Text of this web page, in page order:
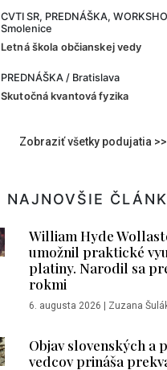
CVTI SR, PREDNÁŠKA,
Smolenice
Letná škola občianskej vedy
PREDNÁŠKA / Bratislava
Skutočná kvantová fyzika
Zobraziť všetky podujatia >>
NAJNOVŠIE
William Hyde
umožnil praktické
platiny. Narodil sa
rokmi
6. augusta 2026 | Zuzana
Objav slovenských a
vedcov prináša